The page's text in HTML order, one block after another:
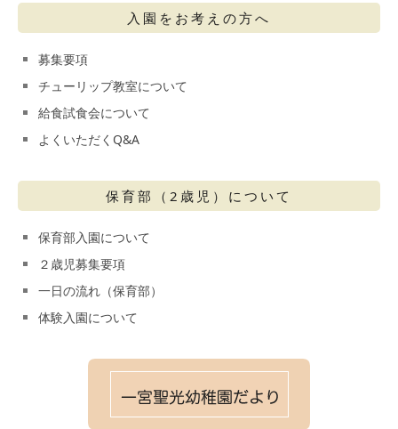
入園をお考えの方へ
募集要項
チューリップ教室について
給食試食会について
よくいただくQ&A
保育部（2歳児）について
保育部入園について
２歳児募集要項
一日の流れ（保育部）
体験入園について